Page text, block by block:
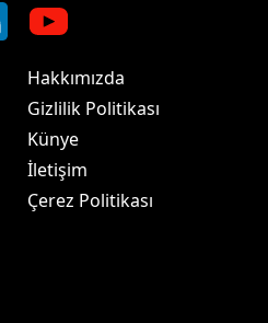
Hakkımızda
Gizlilik Politikası
Künye
İletişim
Çerez Politikası